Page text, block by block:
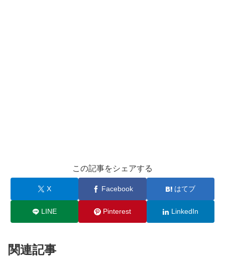
この記事をシェアする
X Facebook はてブ
LINE Pinterest LinkedIn
関連記事